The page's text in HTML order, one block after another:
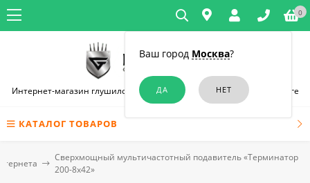
Ваш город Москва?
0
Интернет-магазин глушилок связи и диктофонов в Санкт-Петербурге
КАТАЛОГ ТОВАРОВ
Сверхмощный мультичастотный подавитель «Терминатор
200-8х42»